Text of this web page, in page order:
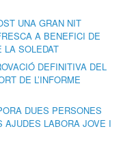
UNA GRAN NIT
A BENEFICI DE
LA SOLEDAT
DEFINITIVA DEL
DE L’INFORME
DUES PERSONES
AJUDES LABORA JOVE I